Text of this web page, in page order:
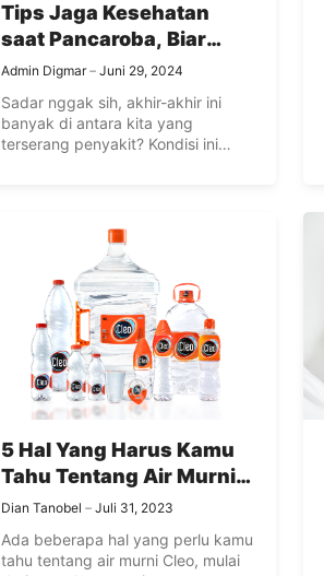
Tips Jaga Kesehatan
saat Pancaroba, Biar
Nggak Gampang Sakit!
Admin Digmar Juni 29, 2024
Sadar nggak sih, akhir-akhir ini
banyak di antara kita yang
terserang penyakit? Kondisi ini
5 Hal Yang Harus Kamu
Tahu Tentang Air Murni
Cleo, Apa Saja?
Dian Tanobel Juli 31, 2023
Ada beberapa hal yang perlu kamu
tahu tentang air murni Cleo, mulai